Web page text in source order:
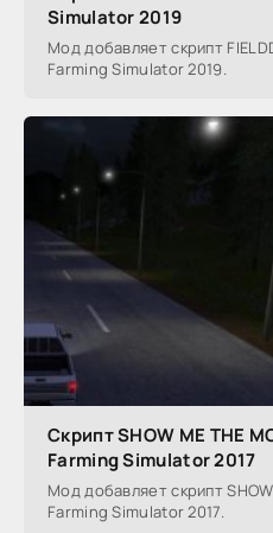
Simulator 2019
Мод добавляет скрипт
Farming Simulator 2019.
Скрипт SHOW ME THE
Farming Simulator 2017
Мод добавляет скрипт
Farming Simulator 2017.